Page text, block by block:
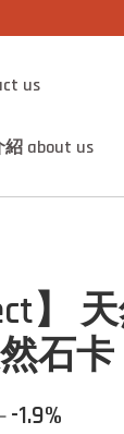
us
紹 about us
】
石卡
-1.9%